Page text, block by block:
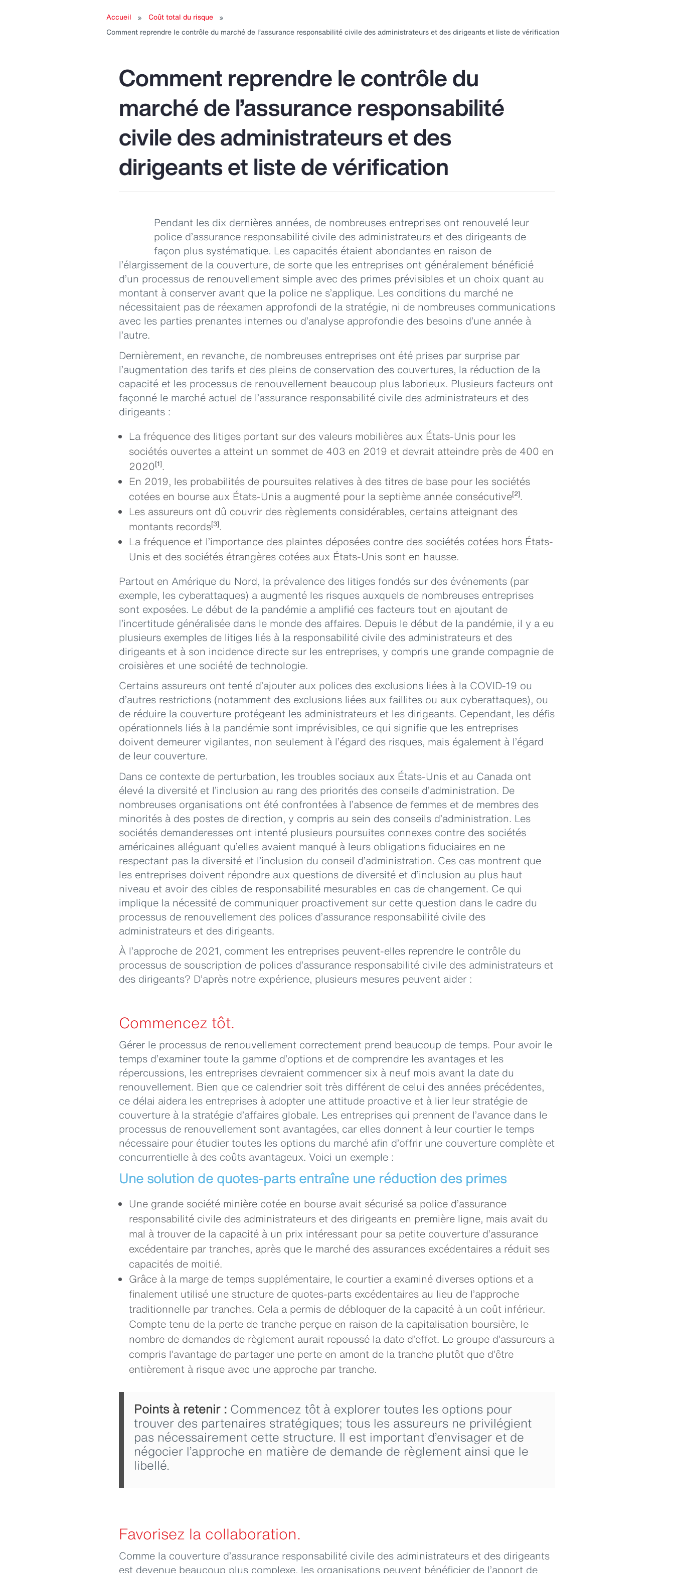
for:
Finances
Ressources
Placements
Solutions
Gestion
Accueil
Coût total du risque
Comment reprendre le contrôle du marché de l’assurance responsabilité civile des administrateurs et des dirigeants et liste de vérification
Comment reprendre le contrôle du
marché de l’assurance responsabilité
civile des administrateurs et des
dirigeants et liste de vérification
Pendant les dix dernières années, de nombreuses entreprises ont renouvelé leur
police d’assurance responsabilité civile des administrateurs et des dirigeants de
façon plus systématique. Les capacités étaient abondantes en raison de
l’élargissement de la couverture, de sorte que les entreprises ont généralement bénéficié
d’un processus de renouvellement simple avec des primes prévisibles et un choix quant au
montant à conserver avant que la police ne s’applique. Les conditions du marché ne
nécessitaient pas de réexamen approfondi de la stratégie, ni de nombreuses communications
avec les parties prenantes internes ou d’analyse approfondie des besoins d’une année à
l’autre.
Dernièrement, en revanche, de nombreuses entreprises ont été prises par surprise par
l’augmentation des tarifs et des pleins de conservation des couvertures, la réduction de la
capacité et les processus de renouvellement beaucoup plus laborieux. Plusieurs facteurs ont
façonné le marché actuel de l’assurance responsabilité civile des administrateurs et des
dirigeants :
La fréquence des litiges portant sur des valeurs mobilières aux États-Unis pour les
sociétés ouvertes a atteint un sommet de 403 en 2019 et devrait atteindre près de 400 en
2020[1].
En 2019, les probabilités de poursuites relatives à des titres de base pour les sociétés
cotées en bourse aux États-Unis a augmenté pour la septième année consécutive[2].
Les assureurs ont dû couvrir des règlements considérables, certains atteignant des
montants records[3].
La fréquence et l’importance des plaintes déposées contre des sociétés cotées hors États-
Unis et des sociétés étrangères cotées aux États-Unis sont en hausse.
Partout en Amérique du Nord, la prévalence des litiges fondés sur des événements (par
exemple, les cyberattaques) a augmenté les risques auxquels de nombreuses entreprises
sont exposées. Le début de la pandémie a amplifié ces facteurs tout en ajoutant de
l’incertitude généralisée dans le monde des affaires. Depuis le début de la pandémie, il y a eu
plusieurs exemples de litiges liés à la responsabilité civile des administrateurs et des
dirigeants et à son incidence directe sur les entreprises, y compris une grande compagnie de
croisières et une société de technologie.
Certains assureurs ont tenté d’ajouter aux polices des exclusions liées à la COVID-19 ou
d’autres restrictions (notamment des exclusions liées aux faillites ou aux cyberattaques), ou
de réduire la couverture protégeant les administrateurs et les dirigeants. Cependant, les défis
opérationnels liés à la pandémie sont imprévisibles, ce qui signifie que les entreprises
doivent demeurer vigilantes, non seulement à l’égard des risques, mais également à l’égard
de leur couverture.
Dans ce contexte de perturbation, les troubles sociaux aux États-Unis et au Canada ont
élevé la diversité et l’inclusion au rang des priorités des conseils d’administration. De
nombreuses organisations ont été confrontées à l’absence de femmes et de membres des
minorités à des postes de direction, y compris au sein des conseils d’administration. Les
sociétés demanderesses ont intenté plusieurs poursuites connexes contre des sociétés
américaines alléguant qu’elles avaient manqué à leurs obligations fiduciaires en ne
respectant pas la diversité et l’inclusion du conseil d’administration. Ces cas montrent que
les entreprises doivent répondre aux questions de diversité et d’inclusion au plus haut
niveau et avoir des cibles de responsabilité mesurables en cas de changement. Ce qui
implique la nécessité de communiquer proactivement sur cette question dans le cadre du
processus de renouvellement des polices d’assurance responsabilité civile des
administrateurs et des dirigeants.
À l’approche de 2021, comment les entreprises peuvent-elles reprendre le contrôle du
processus de souscription de polices d’assurance responsabilité civile des administrateurs et
des dirigeants? D’après notre expérience, plusieurs mesures peuvent aider :
Commencez tôt.
Gérer le processus de renouvellement correctement prend beaucoup de temps. Pour avoir le
temps d’examiner toute la gamme d’options et de comprendre les avantages et les
répercussions, les entreprises devraient commencer six à neuf mois avant la date du
renouvellement. Bien que ce calendrier soit très différent de celui des années précédentes,
ce délai aidera les entreprises à adopter une attitude proactive et à lier leur stratégie de
couverture à la stratégie d’affaires globale. Les entreprises qui prennent de l’avance dans le
processus de renouvellement sont avantagées, car elles donnent à leur courtier le temps
nécessaire pour étudier toutes les options du marché afin d’offrir une couverture complète et
concurrentielle à des coûts avantageux. Voici un exemple :
Une solution de quotes-parts entraîne une réduction des primes
Une grande société minière cotée en bourse avait sécurisé sa police d’assurance
responsabilité civile des administrateurs et des dirigeants en première ligne, mais avait du
mal à trouver de la capacité à un prix intéressant pour sa petite couverture d’assurance
excédentaire par tranches, après que le marché des assurances excédentaires a réduit ses
capacités de moitié.
Grâce à la marge de temps supplémentaire, le courtier a examiné diverses options et a
finalement utilisé une structure de quotes-parts excédentaires au lieu de l’approche
traditionnelle par tranches. Cela a permis de débloquer de la capacité à un coût inférieur.
Compte tenu de la perte de tranche perçue en raison de la capitalisation boursière, le
nombre de demandes de règlement aurait repoussé la date d’effet. Le groupe d’assureurs a
compris l’avantage de partager une perte en amont de la tranche plutôt que d’être
entièrement à risque avec une approche par tranche.
Points à retenir : Commencez tôt à explorer toutes les options pour
trouver des partenaires stratégiques; tous les assureurs ne privilégient
pas nécessairement cette structure. Il est important d’envisager et de
négocier l’approche en matière de demande de règlement ainsi que le
libellé.
Favorisez la collaboration.
Comme la couverture d’assurance responsabilité civile des administrateurs et des dirigeants
est devenue beaucoup plus complexe, les organisations peuvent bénéficier de l’apport de